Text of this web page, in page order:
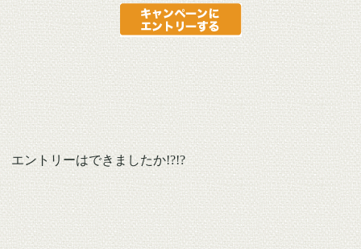
エントリーはできましたか!?!?